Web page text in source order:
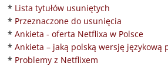
* Lista tytułów usuniętych
* Przeznaczone do usunięcia
* Ankieta - oferta Netflixa w Polsce
* Ankieta – jaką polską wersję językową
* Problemy z Netflixem